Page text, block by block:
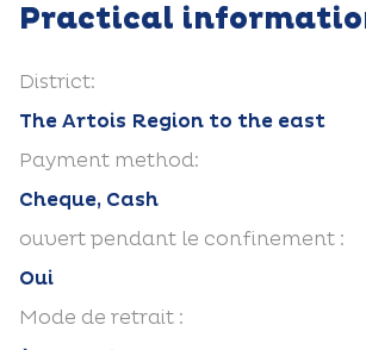
Practical
District:
The Artois Region to the east
Payment method:
Cheque, Cash
ouvert pendant le confinement :
Oui
Mode de retrait :